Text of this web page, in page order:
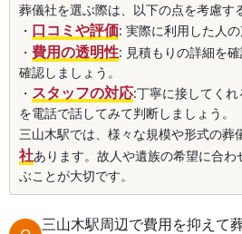
葬儀社を選ぶ際は、以下の点を考慮す
・ 口コミや評価: 実際に利用した人
・ 費用の透明性: 見積もりの詳細を
確認しましょう。
・ スタッフの対応:丁寧に接してく
を電話で話してみて判断しましょう。
三山木駅では、様々な規模や形式の葬
社あります。故人や遺族の希望に合
ぶことが大切です。
三山木駅周辺で費用を抑えて